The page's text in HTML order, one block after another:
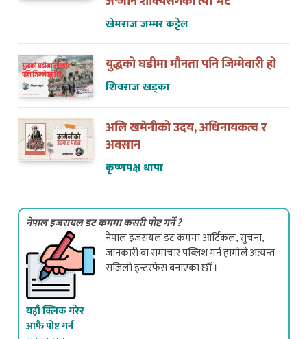
खेमराज जम्मर कट्टेल
युद्धको घडीमा मौनता पनि जिम्मेवारी हो
शिवराज खड्का
अलि खमेनीको उदय, अधिनायकत्व र
अवसान
नेपाल इजरायल डट कममा कसरी पोष्ट गर्ने ?
यहाँ क्लिक गरेर
आफै पोष्ट गर्न
सक्नुहुन्छ ।
नेपाल इजरायल डट कममा आर्टिकल, सुचना,
जानकारी वा समाचार पब्लिश गर्न हामीले अत्यन्त
सजिलो इन्टरफेस बनाएका छौं ।